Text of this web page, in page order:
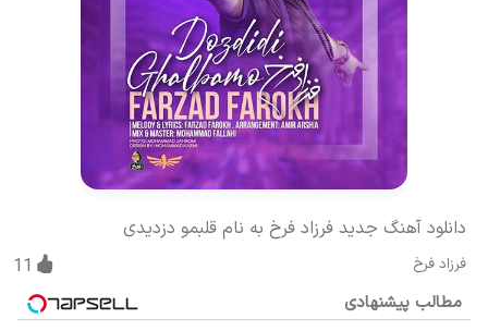
دانلود آهنگ جدید فرزاد فرخ به نام قلبمو دزدیدی
فرزاد فرخ 11
مطالب پیشنهادی